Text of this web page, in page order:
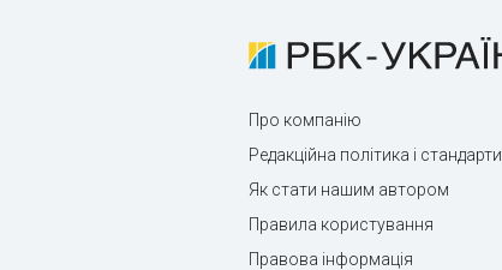
Про компанію
Редакційна політика і стандарти
Як стати нашим автором
Правила користування
Правова інформація